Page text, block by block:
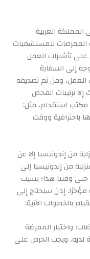
المملكة العربية
للمستشفيات
تأشيرات العمل
إلى السفارة
العمل، ومن ثم تصديقه
ترتيبات الفحص
مكتب استقدام، مثل:
باحترافية ووقت
من إندونيسيا إلا عن
من إندونيسيا إلى
وقتنا هذا؛ بسبب
مؤخرًا. إذن سيحتاج إلى
بالخطوات الآتية:
واختيار الممرضة
لديه، ويجب الحرص على